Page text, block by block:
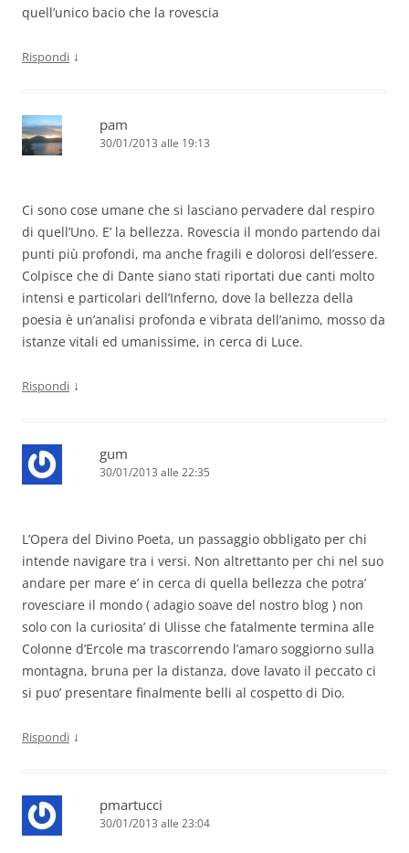
quell’unico bacio che la rovescia
Rispondi ↓
pam
30/01/2013 alle 19:13
Ci sono cose umane che si lasciano pervadere dal respiro
di quell’Uno. E’ la bellezza. Rovescia il mondo partendo dai
punti più profondi, ma anche fragili e dolorosi dell’essere.
Colpisce che di Dante siano stati riportati due canti molto
intensi e particolari dell’Inferno, dove la bellezza della
poesia è un’analisi profonda e vibrata dell’animo, mosso da
istanze vitali ed umanissime, in cerca di Luce.
Rispondi ↓
gum
30/01/2013 alle 22:35
L’Opera del Divino Poeta, un passaggio obbligato per chi
intende navigare tra i versi. Non altrettanto per chi nel suo
andare per mare e’ in cerca di quella bellezza che potra’
rovesciare il mondo ( adagio soave del nostro blog ) non
solo con la curiosita’ di Ulisse che fatalmente termina alle
Colonne d’Ercole ma trascorrendo l’amaro soggiorno sulla
montagna, bruna per la distanza, dove lavato il peccato ci
si puo’ presentare finalmente belli al cospetto di Dio.
Rispondi ↓
pmartucci
30/01/2013 alle 23:04